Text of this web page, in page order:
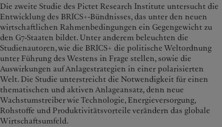
Die zweite Studie des Pictet Research Institute untersucht die
Entwicklung des BRICS+-Bündnisses, das unter den neuen
wirtschaftlichen Rahmenbedingungen ein Gegengewicht zu
den G7-Staaten bildet. Unter anderem beleuchten die
Studienautoren, wie die BRICS+ die politische Weltordnung
unter Führung des Westens in Frage stellen, sowie die
Auswirkungen auf Anlagestrategien in einer polarisierten
Welt. Die Studie unterstreicht die Notwendigkeit für einen
thematischen und aktiven Anlageansatz, denn neue
Wachstumstreiber wie Technologie, Energieversorgung,
Rohstoffe und Produktivitätsvorteile verändern das globale
Wirtschaftsumfeld.